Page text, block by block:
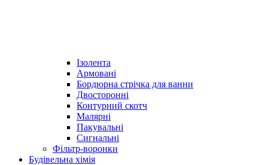
Ізолента
Армовані
Бордюрна стрічка для ванни
Двосторонні
Контурний скотч
Малярні
Пакувальні
Сигнальні
Фільтр-воронки
Будівельна хімія